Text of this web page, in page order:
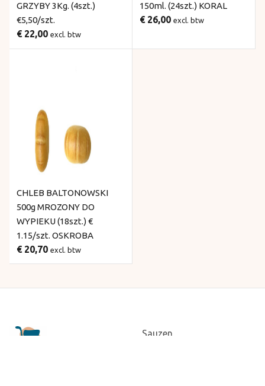
GRZYBY 3Kg. (4szt.)
€5,50/szt.
€ 22,00 excl. btw
150ml. (24szt.) KORAL
€ 26,00 excl. btw
CHLEB BALTONOWSKI
500g MROZONY DO
WYPIEKU (18szt.) €
1.15/szt. OSKROBA
€ 20,70 excl. btw
Sauzen